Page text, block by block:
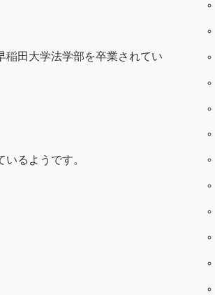
稲田大学法学部を卒業されてい
るようです。